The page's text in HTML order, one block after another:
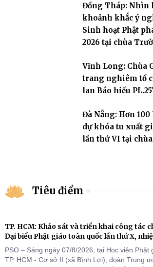
Đồng Tháp: Nhìn
khoảnh khắc ý
Sinh hoạt Phật
2026 tại chùa
Vĩnh Long: Chùa
trang nghiêm tổ
lan Báo hiếu
Đà Nẵng: Hơn
dự khóa tu xuất
lần thứ VI tại
Tiêu điểm
TP. HCM: Khảo sát và triển khai công tác
Đại biểu Phật giáo toàn quốc lần thứ X,
PSO – Sáng ngày 07/8/2026, tại Học viện Phật
TP. HCM - Cơ sở II (xã Bình Lợi), đoàn Trung